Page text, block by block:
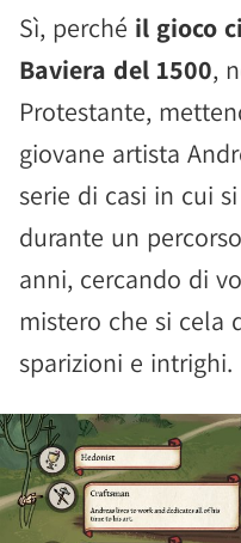
Sì, perché il gioco
Baviera del 1500,
Protestante,
giovane artista
serie di casi in cui
durante un
anni, cercando di
mistero che si cela
sparizioni e intrighi.